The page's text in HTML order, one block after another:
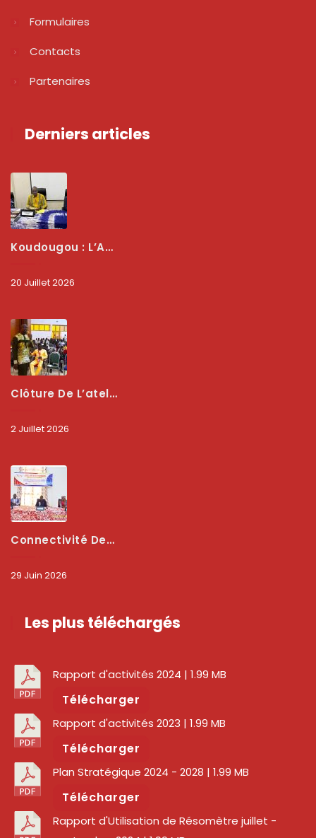
Formulaires
Contacts
Partenaires
Derniers articles
Koudougou : L’ARCEP Renforce Le Dialogue Avec Les Associations De Consommateurs Pour Mieux Protéger Les Usagers
20 Juillet 2026
Clôture De L’atelier National : L’ARCEP Et Les Collectivités Territoriales Consolident Leur Partenariat Pour Booster La Qualité Des Services Numériques
2 Juillet 2026
Connectivité Des Territoires : L’ARCEP Et Les Collectivités Territoriales Scellent Un Pacte Stratégique À Bobo-Dioulasso Pour Booster La Qualité Des Réseaux
29 Juin 2026
Les plus téléchargés
Rapport d'activités 2024 | 1.99 MB
Télécharger
Rapport d'activités 2023 | 1.99 MB
Télécharger
Plan Stratégique 2024 - 2028 | 1.99 MB
Télécharger
Rapport d'Utilisation de Résomètre juillet -